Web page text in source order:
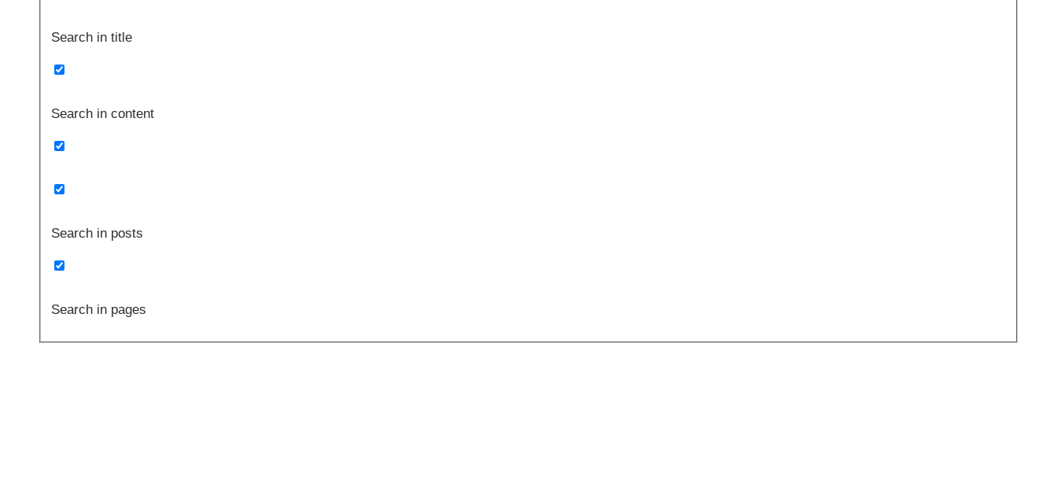
Search in title
Search in content
Search in posts
Search in pages